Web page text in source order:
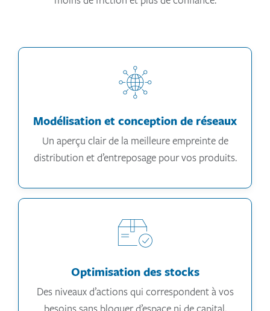
Modélisation et conception de réseaux
Un aperçu clair de la meilleure empreinte de
distribution et d’entreposage pour vos produits.
Optimisation des stocks
Des niveaux d’actions qui correspondent à vos